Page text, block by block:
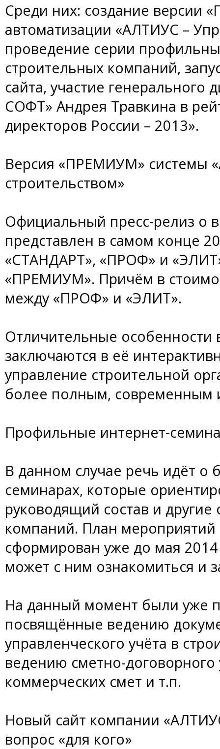
Среди них: создание версии
автоматизации «АЛТИУС –
проведение серии
строительных компаний,
сайта, участие
СОФТ» Андрея Травкина в
директоров России – 2013».
Версия «ПРЕМИУМ» системы
строительством»
Официальный пресс-релиз о
представлен в самом конце
«СТАНДАРТ», «ПРОФ» и
«ПРЕМИУМ». Причём в
между «ПРОФ» и «ЭЛИТ».
Отличительные
заключаются в её
управление строительной
более полным, современным
Профильные интернет-
В данном случае речь идёт о
семинарах, которые
руководящий состав и
компаний. План
сформирован уже до мая
может с ним ознакомиться и
На данный момент были уже
посвящённые ведению
управленческого учёта в
ведению сметно-договорного
коммерческих смет и т.п.
Новый сайт компании
вопрос «для кого»